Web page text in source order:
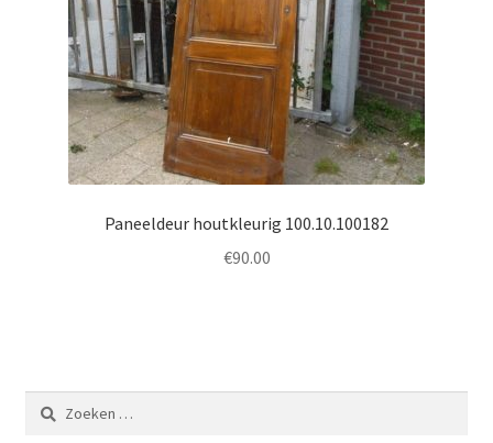
Paneeldeur houtkleurig 100.10.100182
€90.00
Zoeken
naar: